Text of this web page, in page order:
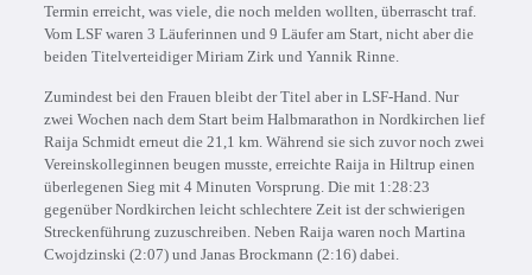
Termin erreicht, was viele, die noch melden wollten, überrascht traf.
Vom LSF waren 3 Läuferinnen und 9 Läufer am Start, nicht aber die
beiden Titelverteidiger Miriam Zirk und Yannik Rinne.
Zumindest bei den Frauen bleibt der Titel aber in LSF-Hand. Nur
zwei Wochen nach dem Start beim Halbmarathon in Nordkirchen lief
Raija Schmidt erneut die 21,1 km. Während sie sich zuvor noch zwei
Vereinskolleginnen beugen musste, erreichte Raija in Hiltrup einen
überlegenen Sieg mit 4 Minuten Vorsprung. Die mit 1:28:23
gegenüber Nordkirchen leicht schlechtere Zeit ist der schwierigen
Streckenführung zuzuschreiben. Neben Raija waren noch Martina
Cwojdzinski (2:07) und Janas Brockmann (2:16) dabei.